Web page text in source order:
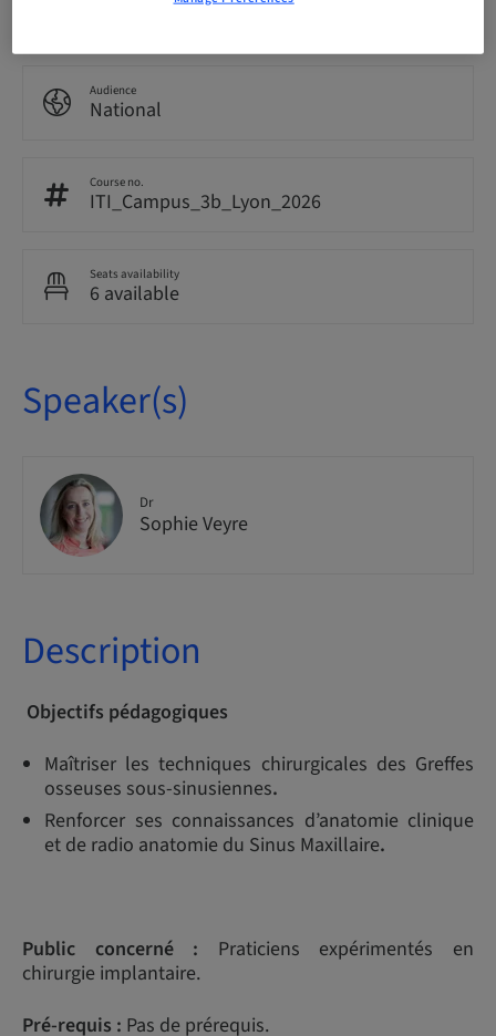
Audience
National
Course no.
ITI_Campus_3b_Lyon_2026
Seats availability
6 available
Speaker(s)
Dr
Sophie Veyre
Description
Objectifs pédagogiques
Maîtriser les techniques chirurgicales des Greffes
osseuses sous-sinusiennes.
Renforcer ses connaissances d’anatomie clinique
et de radio anatomie du Sinus Maxillaire.
Public concerné : Praticiens expérimentés en
chirurgie implantaire.
Pré-requis : Pas de prérequis.